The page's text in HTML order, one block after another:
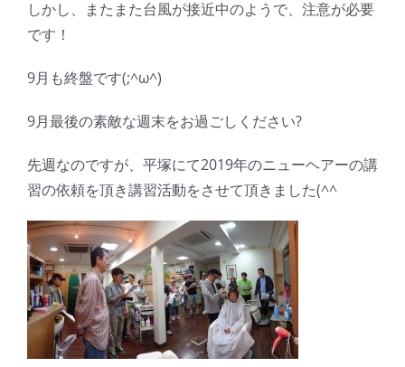
しかし、またまた台風が接近中のようで、注意が必要
です！
9月も終盤です(;^ω^)
9月最後の素敵な週末をお過ごしください?
先週なのですが、平塚にて2019年のニューヘアーの講
習の依頼を頂き講習活動をさせて頂きました(^^ゞ